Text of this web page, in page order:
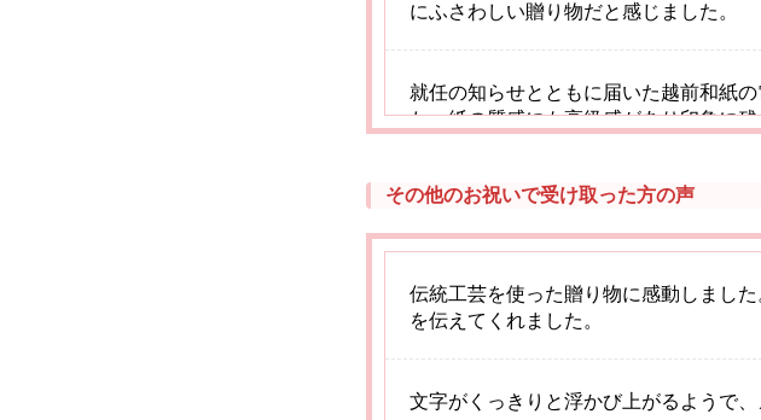
にふさわしい贈り物だと感じました。
就任の知らせとともに届いた越前和紙
た。紙の質感にも高級感があり印象に
ビジネスシーンでいただいた祝電の中
その他のお祝いで受け取った方の声
伝統工芸を使った贈り物に感動しまし
を伝えてくれました。
文字がくっきりと浮かび上がるようで